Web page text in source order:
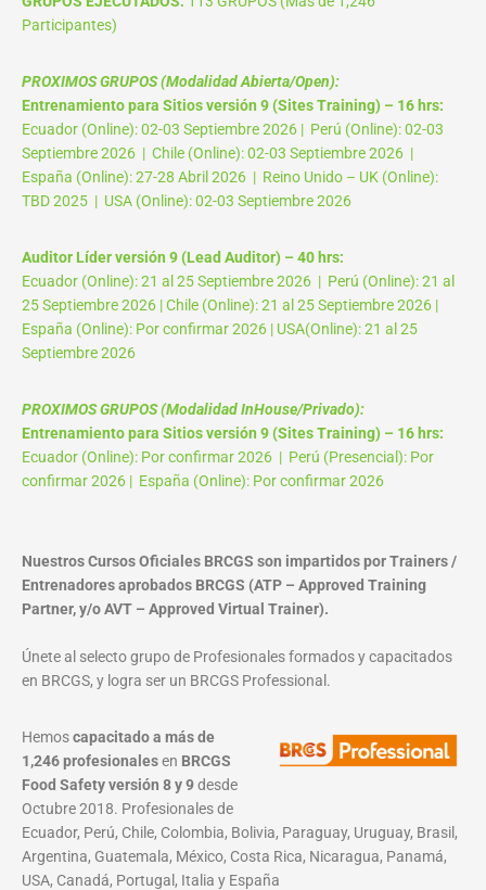
Participantes)
PROXIMOS GRUPOS (Modalidad Abierta/Open):
Entrenamiento para Sitios versión 9 (Sites Training) – 16 hrs:
Ecuador (Online): 02-03 Septiembre 2026 | Perú (Online): 02-03
Septiembre 2026 | Chile (Online): 02-03 Septiembre 2026 |
España (Online): 27-28 Abril 2026 | Reino Unido – UK (Online):
TBD 2025 | USA (Online): 02-03 Septiembre 2026
Auditor Líder versión 9 (Lead Auditor) – 40 hrs:
Ecuador (Online): 21 al 25 Septiembre 2026 | Perú (Online): 21 al
25 Septiembre 2026 | Chile (Online): 21 al 25 Septiembre 2026 |
España (Online): Por confirmar 2026 | USA(Online): 21 al 25
Septiembre 2026
PROXIMOS GRUPOS (Modalidad InHouse/Privado):
Entrenamiento para Sitios versión 9 (Sites Training) – 16 hrs:
Ecuador (Online): Por confirmar 2026 | Perú (Presencial): Por
confirmar 2026 | España (Online): Por confirmar 2026
Nuestros Cursos Oficiales BRCGS son impartidos por Trainers /
Entrenadores aprobados BRCGS (ATP – Approved Training
Partner, y/o AVT – Approved Virtual Trainer).
Únete al selecto grupo de Profesionales formados y capacitados
en BRCGS, y logra ser un BRCGS Professional.
Hemoscapacitado a más de
1,246 profesionalesen BRCGS
Food Safety versión 8 y 9desde
Octubre 2018. Profesionales de
Ecuador, Perú, Chile, Colombia, Bolivia, Paraguay, Uruguay, Brasil,
Argentina, Guatemala, México, Costa Rica, Nicaragua, Panamá,
USA, Canadá, Portugal, Italia y España